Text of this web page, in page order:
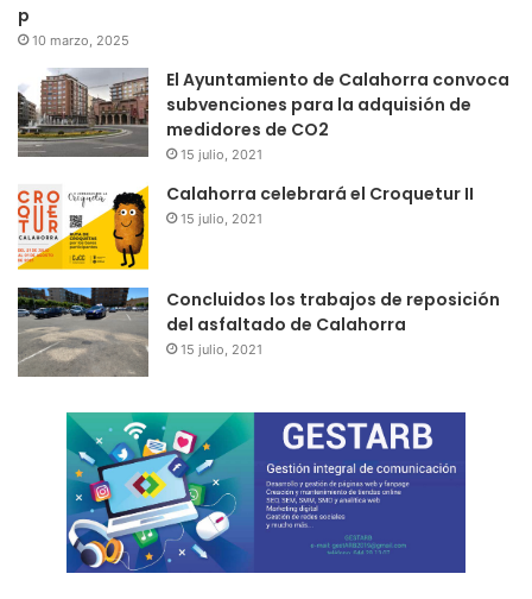
p
10 marzo, 2025
El Ayuntamiento de Calahorra convoca
subvenciones para la adquisión de
medidores de CO2
15 julio, 2021
Calahorra celebrará el Croquetur II
15 julio, 2021
Concluidos los trabajos de reposición
del asfaltado de Calahorra
15 julio, 2021